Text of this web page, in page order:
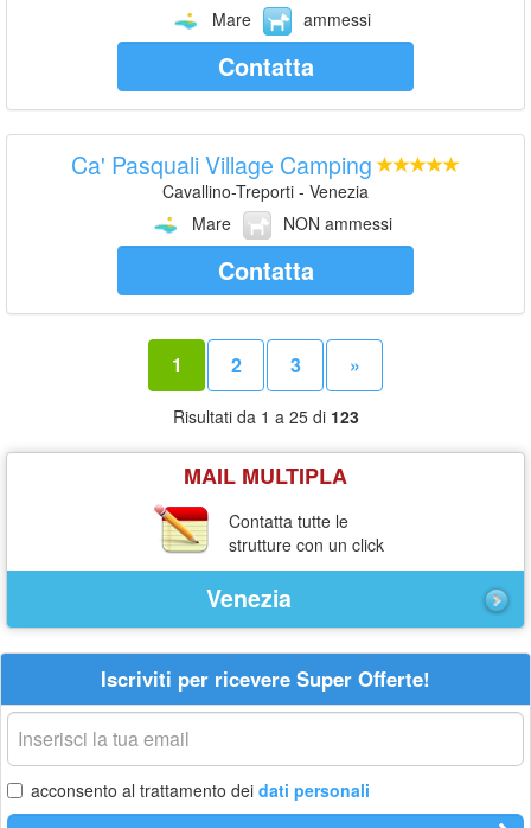
Mare
ammessi
Contatta
Ca' Pasquali Village Camping
Cavallino-Treporti - Venezia
Mare
NON ammessi
Contatta
1 2 3 »
Risultati da 1 a 25 di 123
MAIL MULTIPLA
Contatta tutte le
strutture con un click
Venezia
Iscriviti per ricevere Super Offerte!
La
tua
email
acconsento al trattamento dei dati personali